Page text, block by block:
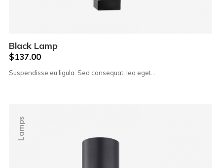
Black Lamp
$137.00
Suspendisse eu ligula. Sed consequat, leo eget…
Lamps